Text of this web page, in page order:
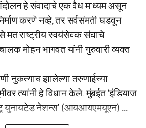
हे संवादाचे एक वैध माध्यम असून
करणे नव्हे, तर सर्वसंमती घडवून
मत राष्ट्रीय स्वयंसेवक संघाचे
मोहन भागवत यांनी गुरुवारी व्यक्त
नुकत्याच झालेल्या तरुणाईच्या
त्यांनी हे विधान केले. मुंबईत ‘इंडियाज
युनायटेड नेशन्स’ (आयआयएमयूएन) ...